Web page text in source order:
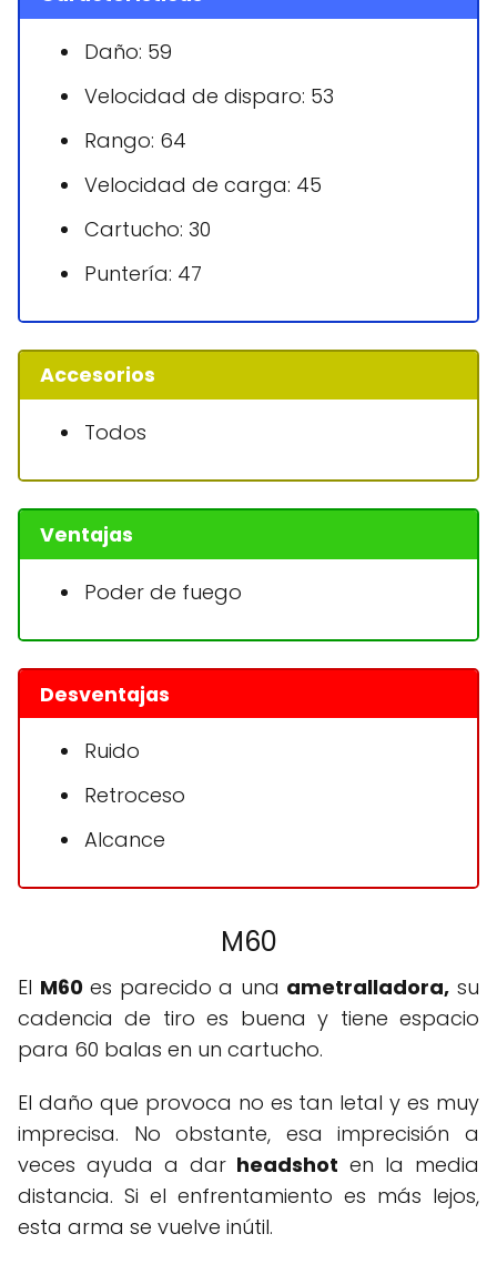
Daño: 59
Velocidad de disparo: 53
Rango: 64
Velocidad de carga: 45
Cartucho: 30
Puntería: 47
Accesorios
Todos
Ventajas
Poder de fuego
Desventajas
Ruido
Retroceso
Alcance
M60
El M60es parecido a una ametralladora, su
cadencia de tiro es buena y tiene espacio
para 60 balas en un cartucho.
El daño que provoca no es tan letal y es muy
imprecisa. No obstante, esa imprecisión a
veces ayuda a dar headshot en la media
distancia. Si el enfrentamiento es más lejos,
esta arma se vuelve inútil.